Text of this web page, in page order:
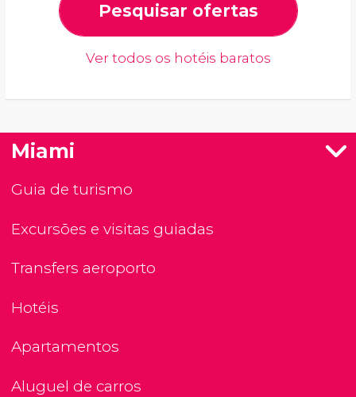
Pesquisar ofertas
Ver todos os hotéis baratos
Miami
Guia de turismo
Excursões e visitas guiadas
Transfers aeroporto
Hotéis
Apartamentos
Aluguel de carros